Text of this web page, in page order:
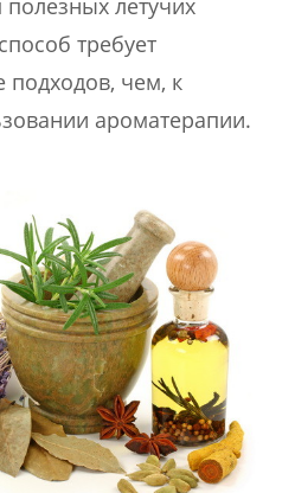
требует
чем, к
ароматерапии.